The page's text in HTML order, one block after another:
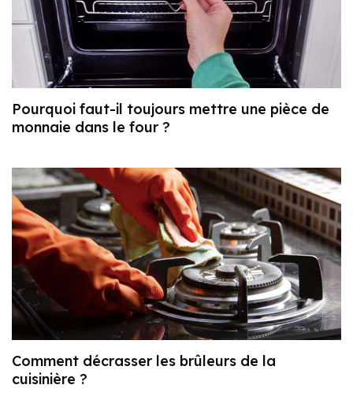
Pourquoi faut-il toujours mettre une pièce de
monnaie dans le four ?
Comment décrasser les brûleurs de la
cuisinière ?